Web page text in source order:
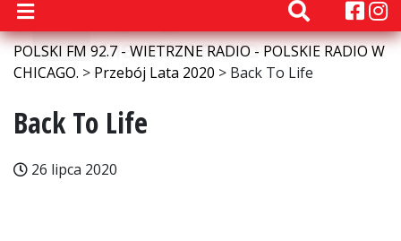
POLSKI FM 92.7 - WIETRZNE RADIO - POLSKIE RADIO W
CHICAGO. > Przebój Lata 2020 > Back To Life
Back To Life
26 lipca 2020